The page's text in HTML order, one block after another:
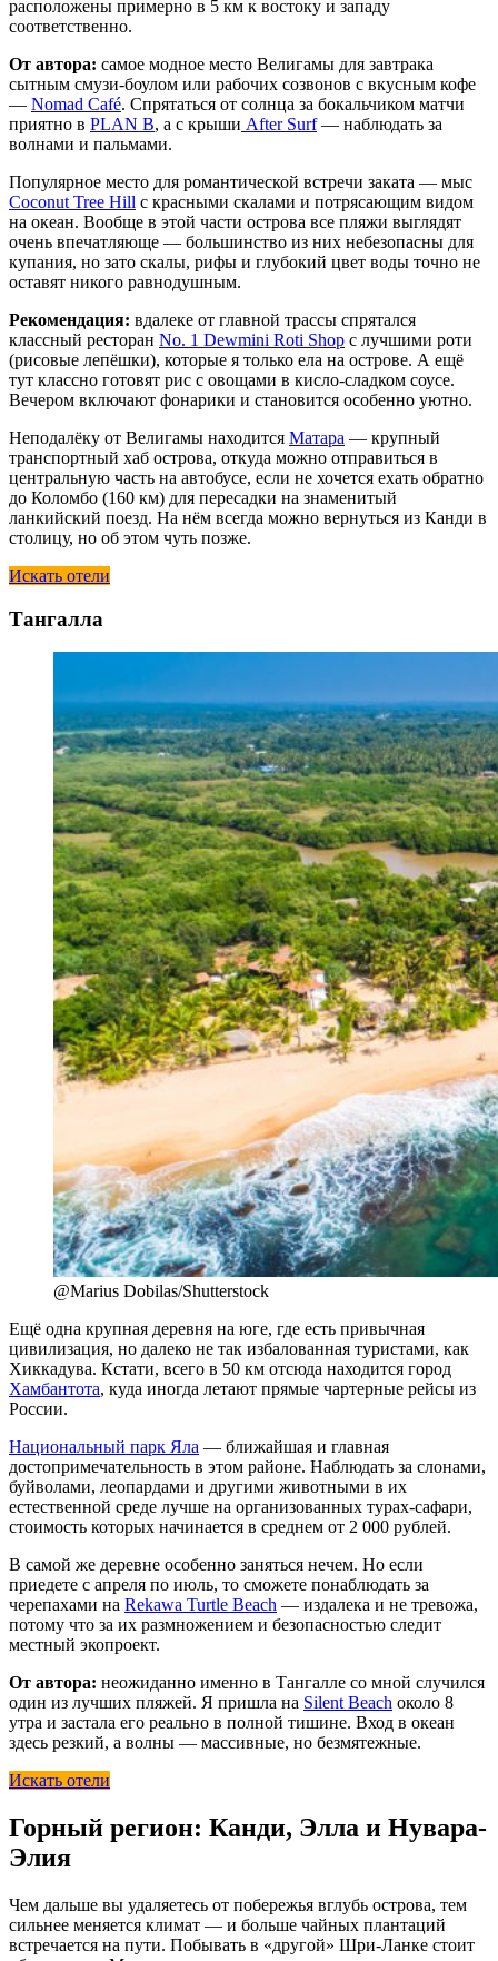
расположены примерно в 5 км к востоку и западу
соответственно.
От автора: самое модное место Велигамы для завтрака
сытным смузи-боулом или рабочих созвонов с вкусным кофе
— Nomad Café. Спрятаться от солнца за бокальчиком матчи
приятно в PLAN B, а с крыши After Surf— наблюдать за
волнами и пальмами.
Популярное место для романтической встречи заката — мыс
Coconut Tree Hill с красными скалами и потрясающим видом
на океан. Вообще в этой части острова все пляжи выглядят
очень впечатляюще — большинство из них небезопасны для
купания, но зато скалы, рифы и глубокий цвет воды точно не
оставят никого равнодушным.
Рекомендация: вдалеке от главной трассы спрятался
классный ресторан No. 1 Dewmini Roti Shop с лучшими роти
(рисовые лепёшки), которые я только ела на острове. А ещё
тут классно готовят рис с овощами в кисло-сладком соусе.
Вечером включают фонарики и становится особенно уютно.
Неподалёку от Велигамы находится Матара — крупный
транспортный хаб острова, откуда можно отправиться в
центральную часть на автобусе, если не хочется ехать обратно
до Коломбо (160 км) для пересадки на знаменитый
ланкийский поезд. На нём всегда можно вернуться из Канди в
столицу, но об этом чуть позже.
Искать отели
Тангалла
@Marius Dobilas/Shutterstock
Ещё одна крупная деревня на юге, где есть привычная
цивилизация, но далеко не так избалованная туристами, как
Хиккадува. Кстати, всего в 50 км отсюда находится город
Хамбантота, куда иногда летают прямые чартерные рейсы из
России.
Национальный парк Яла — ближайшая и главная
достопримечательность в этом районе. Наблюдать за слонами,
буйволами, леопардами и другими животными в их
естественной среде лучше на организованных турах-сафари,
стоимость которых начинается в среднем от 2 000 рублей.
В самой же деревне особенно заняться нечем. Но если
приедете с апреля по июль, то сможете понаблюдать за
черепахами на Rekawa Turtle Beach — издалека и не тревожа,
потому что за их размножением и безопасностью следит
местный экопроект.
От автора: неожиданно именно в Тангалле со мной случился
один из лучших пляжей. Я пришла на Silent Beach около 8
утра и застала его реально в полной тишине. Вход в океан
здесь резкий, а волны — массивные, но безмятежные.
Искать отели
Горный регион: Канди, Элла и Нувара-
Элия
Чем дальше вы удаляетесь от побережья вглубь острова, тем
сильнее меняется климат — и больше чайных плантаций
встречается на пути. Побывать в «другой» Шри-Ланке стоит